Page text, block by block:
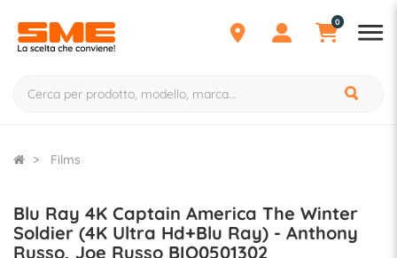
0
Films
Blu Ray 4K Captain America The Winter
Soldier (4K Ultra Hd+Blu Ray) - Anthony
Russo, Joe Russo BIQ0501302